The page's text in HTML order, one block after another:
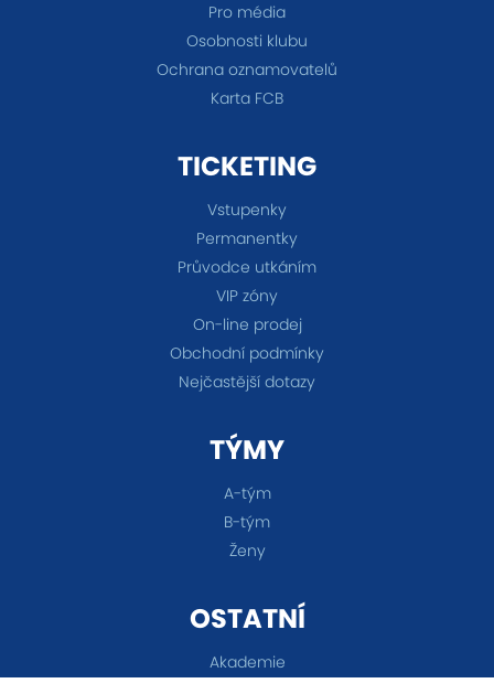
Pro média
Osobnosti klubu
Ochrana oznamovatelů
Karta FCB
TICKETING
Vstupenky
Permanentky
Průvodce utkáním
VIP zóny
On-line prodej
Obchodní podmínky
Nejčastější dotazy
TÝMY
A-tým
B-tým
Ženy
OSTATNÍ
Akademie